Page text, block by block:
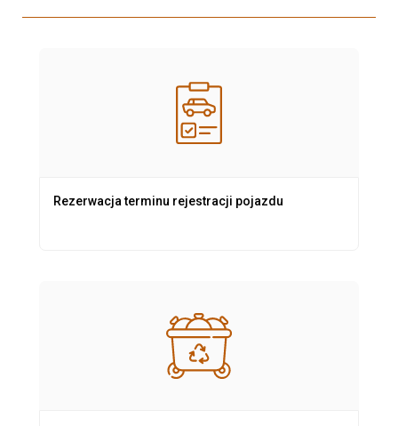
Rezerwacja terminu rejestracji pojazdu